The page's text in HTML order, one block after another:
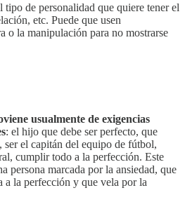
tipo de personalidad que quiere tener el
etc. Puede que usen
o la manipulación para no mostrarse
usualmente de exigencias
: el hijo que debe ser perfecto, que
ser el capitán del equipo de fútbol,
cumplir todo a la perfección. Este
persona marcada por la ansiedad, que
a la perfección y que vela por la